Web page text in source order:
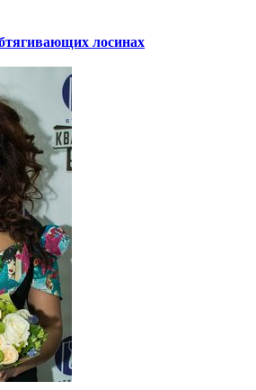
лосинах